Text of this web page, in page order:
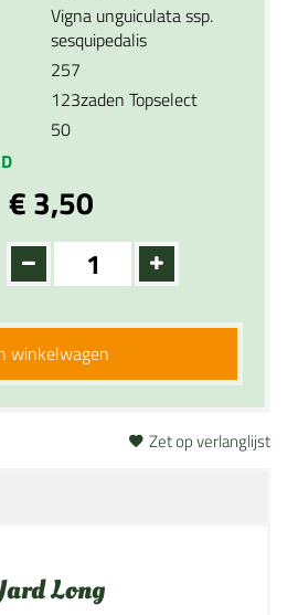
Vigna unguiculata ssp.
sesquipedalis
257
123zaden Topselect
50
€ 3,50
winkelwagen
Zet op verlanglijst
Long